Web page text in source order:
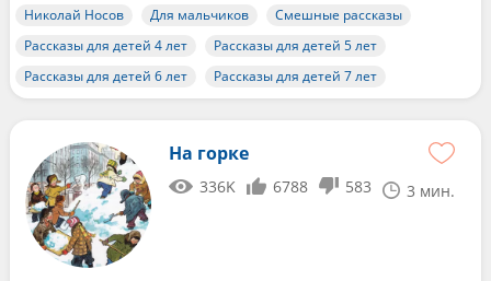
Николай Носов Для мальчиков
Смешные рассказы
Рассказы для детей 4 лет
Рассказы для детей 5 лет
Рассказы для детей 6 лет
Рассказы для детей 7 лет
На горке
336K 6788 583 3 мин.